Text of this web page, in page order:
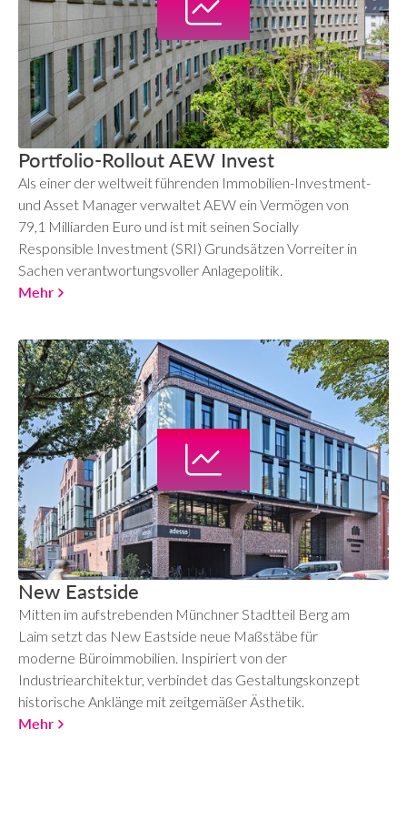
Portfolio-Rollout AEW Invest
Als einer der weltweit führenden Immobilien-Investment-
und Asset Manager verwaltet AEW ein Vermögen von
79,1 Milliarden Euro und ist mit seinen Socially
Responsible Investment (SRI) Grundsätzen Vorreiter in
Sachen verantwortungsvoller Anlagepolitik.
Mehr
New Eastside
Mitten im aufstrebenden Münchner Stadtteil Berg am
Laim setzt das New Eastside neue Maßstäbe für
moderne Büroimmobilien. Inspiriert von der
Industriearchitektur, verbindet das Gestaltungskonzept
historische Anklänge mit zeitgemäßer Ästhetik.
Mehr